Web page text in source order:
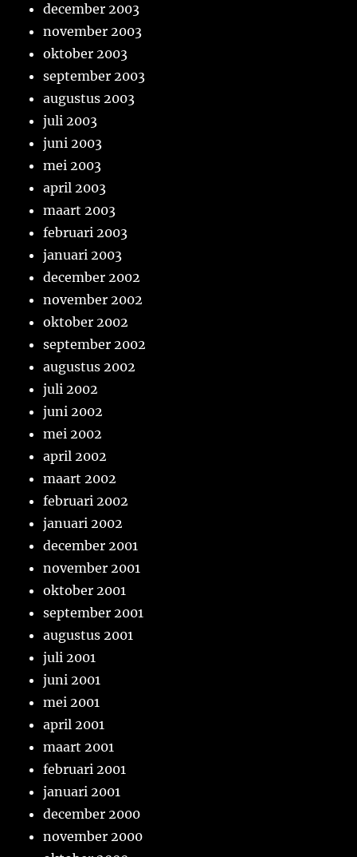
december 2003
november 2003
oktober 2003
september 2003
augustus 2003
juli 2003
juni 2003
mei 2003
april 2003
maart 2003
februari 2003
januari 2003
december 2002
november 2002
oktober 2002
september 2002
augustus 2002
juli 2002
juni 2002
mei 2002
april 2002
maart 2002
februari 2002
januari 2002
december 2001
november 2001
oktober 2001
september 2001
augustus 2001
juli 2001
juni 2001
mei 2001
april 2001
maart 2001
februari 2001
januari 2001
december 2000
november 2000